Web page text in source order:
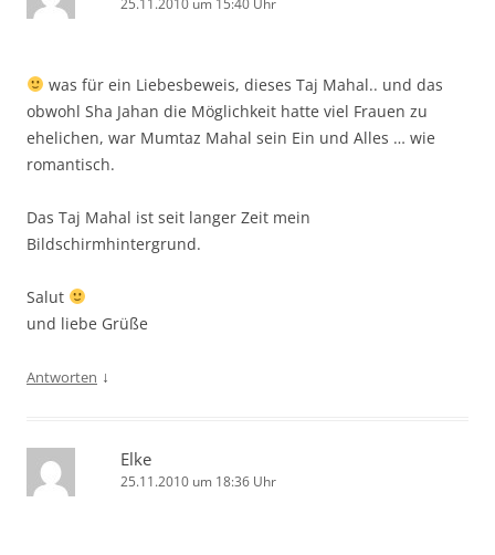
was für ein Liebesbeweis, dieses Taj Mahal.. und das
obwohl Sha Jahan die Möglichkeit hatte viel Frauen zu
ehelichen, war Mumtaz Mahal sein Ein und Alles … wie
romantisch.
Das Taj Mahal ist seit langer Zeit mein
Bildschirmhintergrund.
Salut
und liebe Grüße
Antworten ↓
Elke
25.11.2010 um 18:36 Uhr